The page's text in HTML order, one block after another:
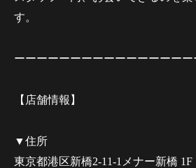
す。
ーーーーーーーーーーーーーーーー
【店舗情報】
▼住所
東京都港区新橋2-11-1メナー新橋 1F